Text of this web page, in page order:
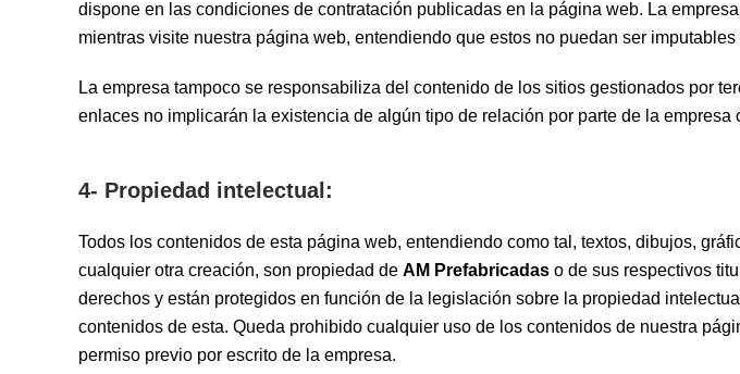
dispone en las condiciones de contratación publicadas en la página web. La
mientras visite nuestra página web, entendiendo que estos no puedan ser imputables
La empresa tampoco se responsabiliza del contenido de los sitios gestionados por
enlaces no implicarán la existencia de algún tipo de relación por parte de la empresa
4- Propiedad intelectual:
Todos los contenidos de esta página web, entendiendo como tal, textos, dibujos,
cualquier otra creación, son propiedad de AM Prefabricadas o de sus respectivos
derechos y están protegidos en función de la legislación sobre la propiedad
contenidos de esta. Queda prohibido cualquier uso de los contenidos de nuestra
permiso previo por escrito de la empresa.